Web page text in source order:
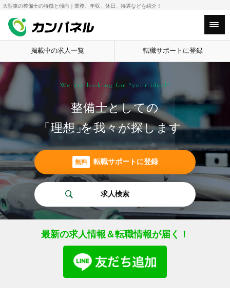
大型車の整備士の特徴と傾向｜業務、年収、休日、待遇などを紹介！
掲載中の求人一覧 転職サポートに登録
We are looking for “your ideal”
整備士としての
「理想」を我々が探します
無料 転職サポートに登録
求人検索
最新の求人情報＆転職情報が届く！